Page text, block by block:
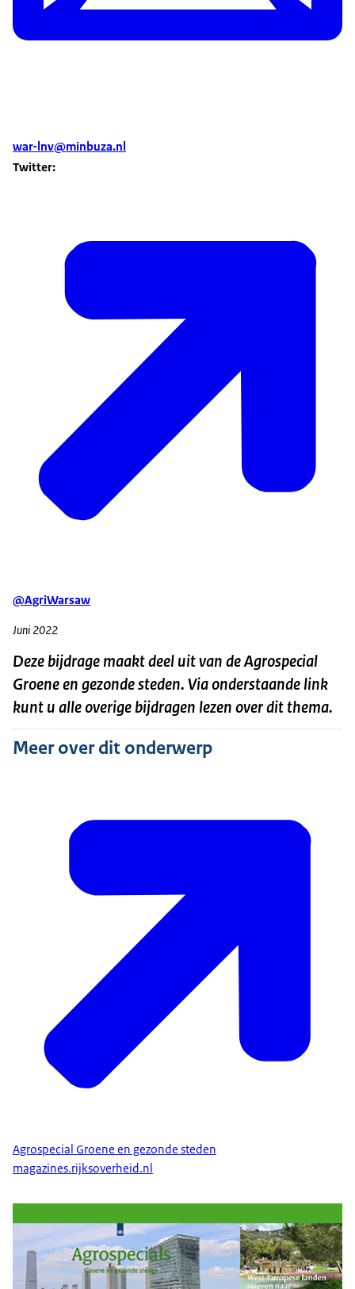
war-lnv@minbuza.nl
Twitter:
@AgriWarsaw
Juni 2022
Deze bijdrage maakt deel uit van de Agrospecial
Groene en gezonde steden. Via onderstaande link
kunt u alle overige bijdragen lezen over dit thema.
Meer over dit onderwerp
Agrospecial Groene en gezonde steden
magazines.rijksoverheid.nl